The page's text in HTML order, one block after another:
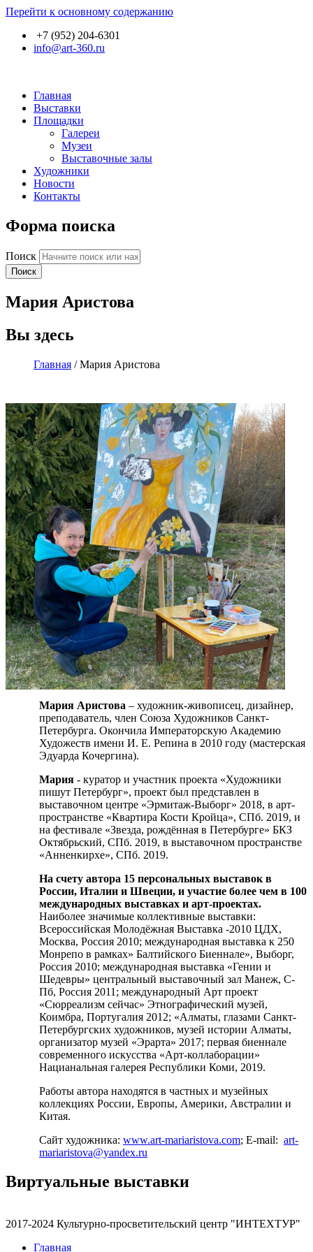
Перейти к основному содержанию
+7 (952) 204-6301
info@art-360.ru
Главная
Выставки
Площадки
Галереи
Музеи
Выставочные залы
Художники
Новости
Контакты
Форма поиска
Поиск
Мария Аристова
Вы здесь
Главная /Мария Аристова
Мария Аристова – художник-живописец, дизайнер,
преподаватель, член Союза Художников Санкт-
Петербурга. Окончила Императорскую Академию
Художеств имени И. Е. Репина в 2010 году (мастерская
Эдуарда Кочергина).
Мария - куратор и участник проекта «Художники
пишут Петербург», проект был представлен в
выставочном центре «Эрмитаж-Выборг» 2018, в арт-
пространстве «Квартира Кости Кройца», СПб. 2019, и
на фестивале «Звезда, рождённая в Петербурге» БКЗ
Октябрьский, СПб. 2019, в выставочном пространстве
«Анненкирхе», СПб. 2019.
На счету автора 15 персональных выставок в
России, Италии и Швеции, и участие более чем в 100
международных выставках и арт-проектах.
Наиболее значимые коллективные выставки:
Всероссийская Молодёжная Выставка -2010 ЦДХ,
Москва, Россия 2010; международная выставка к 250
Монрепо в рамках» Балтийского Биеннале», Выборг,
Россия 2010; международная выставка «Гении и
Шедевры» центральный выставочный зал Манеж, С-
Пб, Россия 2011; международный Арт проект
«Сюрреализм сейчас» Этнографический музей,
Коимбра, Португалия 2012; «Алматы, глазами Санкт-
Петербургских художников, музей истории Алматы,
организатор музей «Эрарта» 2017; первая биеннале
современного искусства «Арт-коллаборации»
Нацианальная галерея Республики Коми, 2019.
Работы автора находятся в частных и музейных
коллекциях России, Европы, Америки, Австралии и
Китая.
Сайт художника: www.art-mariaristova.com; E-mail: art-
mariaristova@yandex.ru
Виртуальные выставки
2017-2024 Культурно-просветительский центр "ИНТЕХТУР"
Главная